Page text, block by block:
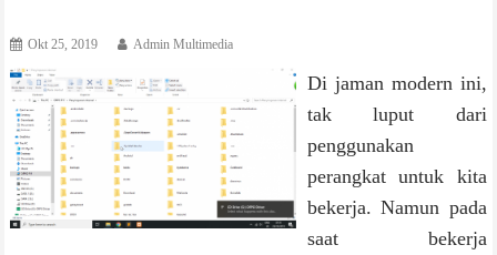
Okt 25, 2019 Admin Multimedia
Di jaman modern ini,
tak luput dari
penggunakan
perangkat untuk kita
bekerja. Namun pada
saat bekerja